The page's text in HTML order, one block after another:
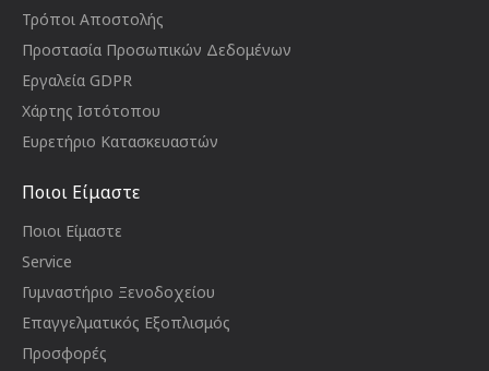
Τρόποι Αποστολής
Προστασία Προσωπικών Δεδομένων
Εργαλεία GDPR
Χάρτης Ιστότοπου
Ευρετήριο Κατασκευαστών
Ποιοι Είμαστε
Ποιοι Είμαστε
Service
Γυμναστήριο Ξενοδοχείου
Επαγγελματικός Εξοπλισμός
Προσφορές